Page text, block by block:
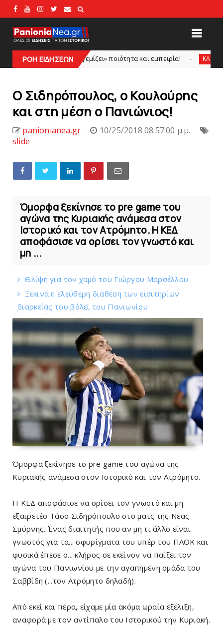
ΡΟΗ ΕΙΔΗΣΕΩΝ
που «γεμίζει» ποιότητα και εμπειρία! KARA TALKS «Kara
Ο Σιδηρόπουλος, ο Κουλούρης
και στη μέση ο Πανιώνιος!
panionianea.gr
10/25/2018 08:57:00 μ.μ.
slide
Όμορφα ξεκίνησε το pre game του
αγώνα της Κυριακής ανάμεσα στον
Ιστορικό και τον Ατρόμητο. Η ΚΕΔ
αποφάσισε να ορίσει τον γνωστό και
μη ...
Θλίψη για τον χαμό του Γιώργου Mαρσέλλου
Ξεκινά η ελεύθερη διάθεση των εισιτηρίων
διαρκείας του βόλεϊ τoυ Πανιωνίου
Όμορφα ξεκίνησε το pre game του αγώνα της
Κυριακής ανάμεσα στον Ιστορικό και τον Ατρόμητο.
Η ΚΕΔ αποφάσισε να ορίσει τον γνωστό και μη
εξαιρετέο Τάσο Σιδηρόπουλο στο ματς της Νέας
Σμύρνης. Ένας διαιτητής που αν μη τι άλλο είναι
γνωστός για τα... σφυρίγματα του υπέρ του ΠΑΟΚ και
φυσικά έπεσε ο... κλήρος σε εκείνον να παίξει τον
αγώνα του Πανιωνίου με την αγαπημένη ομάδα του
Σαββίδη (...τον Ατρόμητο δηλαδή).
Από εκεί και πέρα, είχαμε μία ακόμα ωραία εξέλιξη,
αναφορά με τον αντίπαλο του Ιστορικού την Κυριακή.